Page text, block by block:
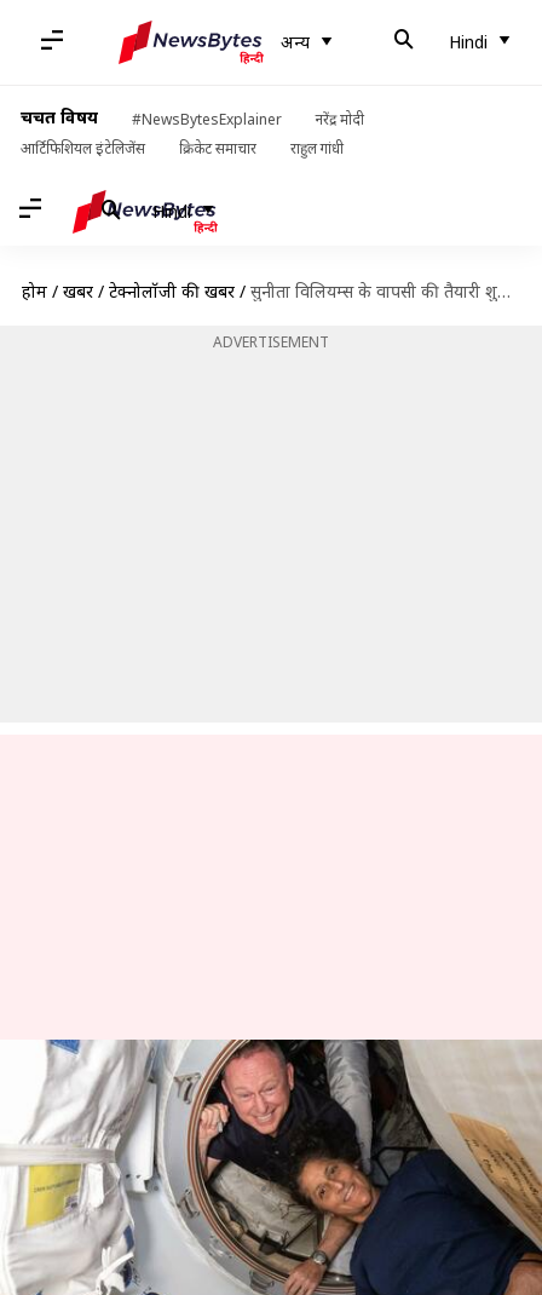
अन्य Hindi
चर्चित विषय #NewsBytesExplainer
नरेंद्र मोदी
आर्टिफिशियल इंटेलिजेंस
क्रिकेट समाचार राहुल गांधी
Hindi
होम / खबरें / टेक्नोलॉजी की खबरें / सुनीता विलियम्स के वापसी की तैयारी शुरू, नासा ने क्रू-9 मिशन अंतरिक्ष यात्रियों ने किया क्वारंटीन
ADVERTISEMENT
सुनीता विलियम्स के वापसी की तैयारी
शुरू, नासा ने क्रू-9 मिशन अंतरिक्ष
यात्रियों ने किया क्वारंटीन
लेखन बिश्वजीत कुमार Sep 16, 2024 03:08 pm
क्या है खबर?